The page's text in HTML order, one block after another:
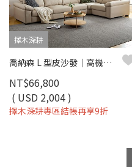
擇木深耕
喬納森 L 型皮沙發｜高機能耐磨皮 × 高密度彈力坐墊 × 十年骨架保固 – 擇木深耕系列
NT$66,800
( USD 2,004 )
擇木深耕專區結帳再享9折